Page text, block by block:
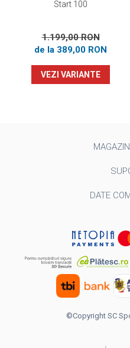
Start 100
1.199,00 RON
de la 389,00 RON
VEZI VARIANTE
DATE
©Copyright SC